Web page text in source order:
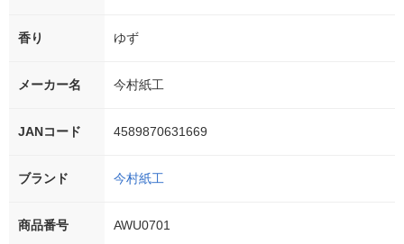
香り ゆず
メーカー名 今村紙工
JANコード 4589870631669
ブランド 今村紙工
商品番号 AWU0701